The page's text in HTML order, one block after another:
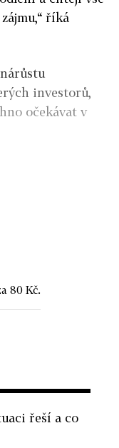
říká
investorů,
očekávat v
80 Kč.
řeší a co